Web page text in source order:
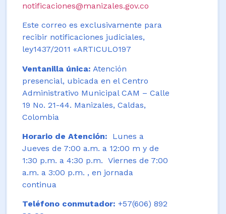
notificaciones@manizales.gov.co
Este correo es exclusivamente para
recibir notificaciones judiciales,
ley1437/2011 «ARTICULO197
Ventanilla única: Atención
presencial, ubicada en el Centro
Administrativo Municipal CAM – Calle
19 No. 21-44. Manizales, Caldas,
Colombia
Horario de Atención:
Lunes a
Jueves de 7:00 a.m. a 12:00 m y de
1:30 p.m. a 4:30 p.m. Viernes de 7:00
a.m. a 3:00 p.m. , en jornada
continua
Teléfono conmutador: +57(606) 892